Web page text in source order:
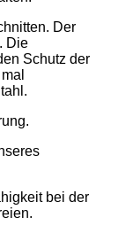
Der
Die
Schutz der
bei der